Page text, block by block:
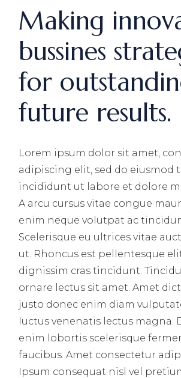
Making
bussines
for
future results.
Lorem ipsum dolor sit amet,
adipiscing elit, sed do eiusmod
incididunt ut labore et dolore
A arcu cursus vitae congue
enim neque volutpat ac
Scelerisque eu ultrices vitae
ut. Rhoncus est pellentesque
dignissim cras tincidunt.
ornare lectus sit amet. Amet
justo donec enim diam
luctus venenatis lectus magna.
enim lobortis scelerisque
faucibus. Amet consectetur
Ipsum consequat nisl vel